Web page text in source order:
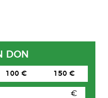
DON
100 € 150 €
€